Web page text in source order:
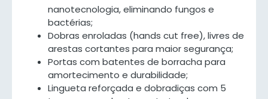
nanotecnologia, eliminando fungos e
bactérias;
Dobras enroladas (hands cut free), livres de
arestas cortantes para maior segurança;
Portas com batentes de borracha para
amortecimento e durabilidade;
Lingueta reforçada e dobradiças com 5